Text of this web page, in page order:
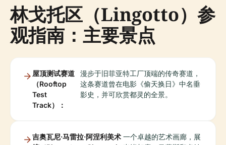
林戈托区（Lingotto）参
观指南：主要景点
屋顶测试赛道
（Rooftop
Test
Track）：
漫步于旧菲亚特工厂顶端的传奇赛道，
这条赛道曾在电影《偷天换日》中名垂
影史，并可欣赏都灵的全景。
吉奥瓦尼·马雷拉·阿涅利美术 一个卓越的艺术画廊，展